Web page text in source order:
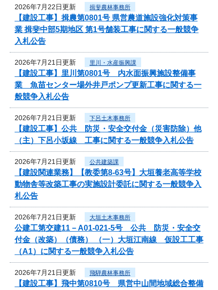
2026年7月22日更新 揖斐農林事務所
【建設工事】揖農第0801号 県営農道施設強化対策事
業 揖斐中部5期地区 第1号舗装工事に関する一般競争
入札公告
2026年7月21日更新 里川・水産振興課
【建設工事】里川第0801号 内水面振興施設整備事
業 魚苗センター場外井戸ポンプ更新工事に関する一
般競争入札公告
2026年7月21日更新 下呂土木事務所
【建設工事】公共 防災・安全交付金（災害防除）他
（主）下呂小坂線 工事に関する一般競争入札公告
2026年7月21日更新 公共建築課
【建設関連業務】【教委第8-63号】大垣養老高等学校
動物舎等改築工事の実施設計委託に関する一般競争入
札公告
2026年7月21日更新 大垣土木事務所
公建工第交建11－A01-021-5号 公共 防災・安全交
付金（改築）（債務） （一）大垣江南線 仮設工工事
（A1）に関する一般競争入札公告
2026年7月21日更新 飛騨農林事務所
【建設工事】飛中第0810号 県営中山間地域総合整備